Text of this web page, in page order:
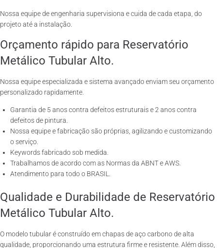
Nossa equipe de engenharia supervisiona e cuida de cada etapa, do
projeto até a instalação.
Orçamento rápido para Reservatório
Metálico Tubular Alto.
Nossa equipe especializada e sistema avançado enviam seu orçamento
personalizado rapidamente.
Garantia de 5 anos contra defeitos estruturais e 2 anos contra
defeitos de pintura.
Nossa equipe e fabricação são próprias, agilizando e customizando
o serviço.
Keywords fabricado sob medida.
Trabalhamos de acordo com as Normas da ABNT e AWS.
Atendimento para todo o BRASIL.
Qualidade e Durabilidade de Reservatório
Metálico Tubular Alto.
O modelo tubular é construído em chapas de aço carbono de alta
qualidade, proporcionando uma estrutura firme e resistente. Além disso,